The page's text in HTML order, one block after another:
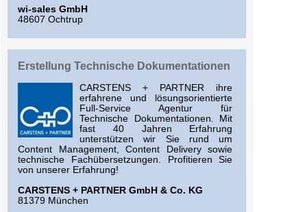
wi-sales GmbH
48607 Ochtrup
Erstellung Technische Dokumentationen
CARSTENS + PARTNER ihre
erfahrene und lösungsorientierte
Full-Service Agentur für
Technische Dokumentationen. Mit
fast 40 Jahren Erfahrung
unterstützen wir Sie rund um
Content Management, Content Delivery sowie
technische Fachübersetzungen. Profitieren Sie
von unserer Erfahrung!
CARSTENS + PARTNER GmbH & Co. KG
81379 München